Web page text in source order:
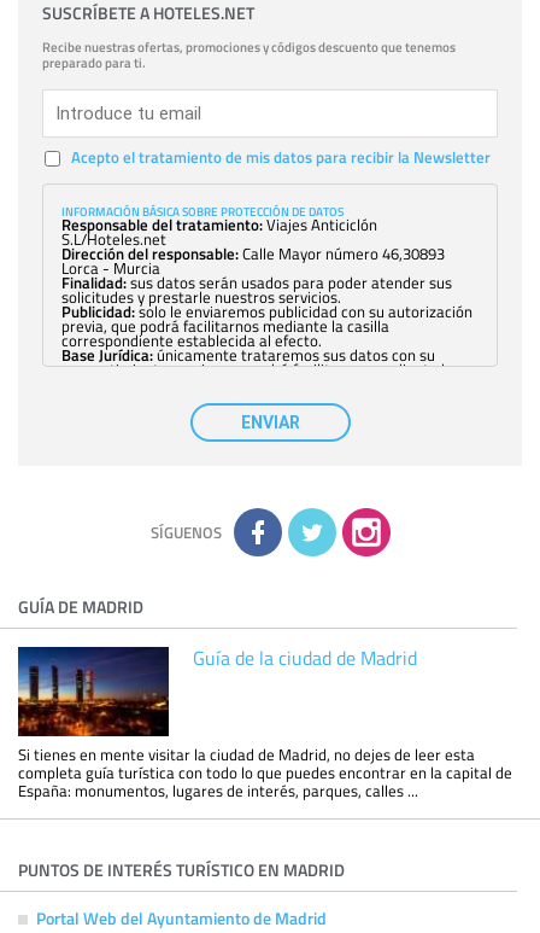
SUSCRÍBETE A HOTELES.NET
Recibe nuestras ofertas, promociones y códigos descuento que tenemos
preparado para ti.
Acepto el tratamiento de mis datos para recibir la Newsletter
INFORMACIÓN BÁSICA SOBRE PROTECCIÓN DE DATOS
Responsable del tratamiento:Viajes Anticiclón
S.L/Hoteles.net
Dirección del responsable:Calle Mayor número 46,30893
Lorca - Murcia
Finalidad:sus datos serán usados para poder atender sus
solicitudes y prestarle nuestros servicios.
Publicidad:solo le enviaremos publicidad con su autorización
previa, que podrá facilitarnos mediante la casilla
correspondiente establecida al efecto.
Base Jurídica:únicamente trataremos sus datos con su
consentimiento previo, que podrá facilitarnos mediante la
con carácter general, sólo el personal de
nuestra entidad que esté debidamente autorizado podrá
tener conocimiento de la información que le pedimos. No se
comunicarán datos a terceros.
adicional y detallada sobre cómo tratamos sus datos en la
política de privacidad
ENVIAR
SÍGUENOS
GUÍA DE MADRID
Guía de la ciudad de Madrid
Si tienes en mente visitar la ciudad de Madrid, no dejes de leer esta
completa guía turística con todo lo que puedes encontrar en la capital de
España: monumentos, lugares de interés, parques, calles ...
PUNTOS DE INTERÉS TURÍSTICO EN MADRID
Portal Web del Ayuntamiento de Madrid